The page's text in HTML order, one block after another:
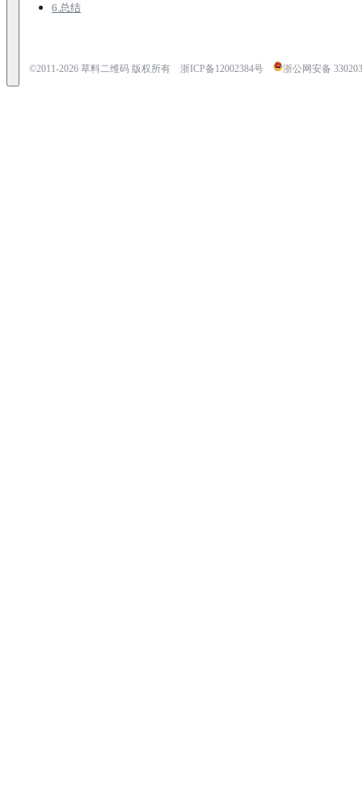
6.总结
©2011-2026草料二维码 版权所有 浙ICP备12002384号 浙公网安备